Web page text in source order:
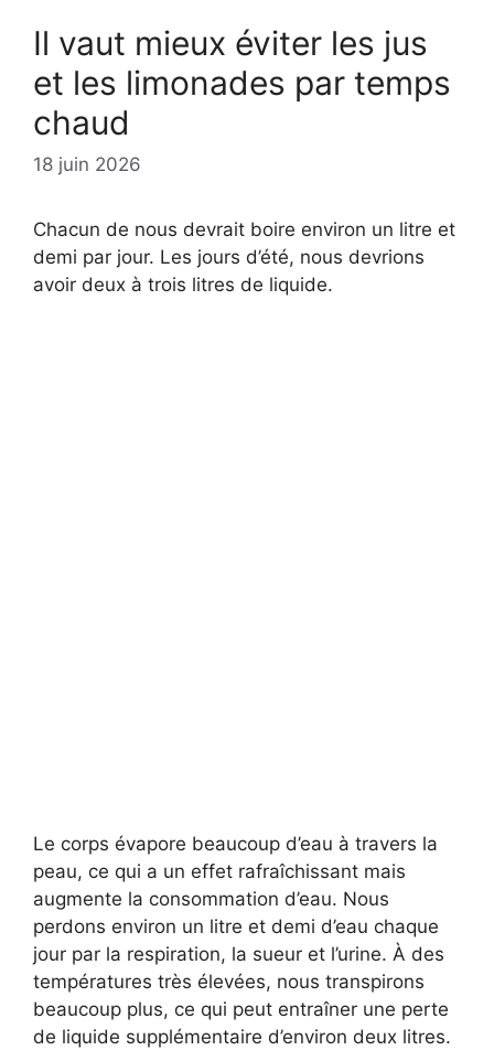
Il vaut mieux éviter les jus
et les limonades par temps
chaud
18 juin 2026
Chacun de nous devrait boire environ un litre et
demi par jour. Les jours d’été, nous devrions
avoir deux à trois litres de liquide.
Le corps évapore beaucoup d’eau à travers la
peau, ce qui a un effet rafraîchissant mais
augmente la consommation d’eau. Nous
perdons environ un litre et demi d’eau chaque
jour par la respiration, la sueur et l’urine. À des
températures très élevées, nous transpirons
beaucoup plus, ce qui peut entraîner une perte
de liquide supplémentaire d’environ deux litres.